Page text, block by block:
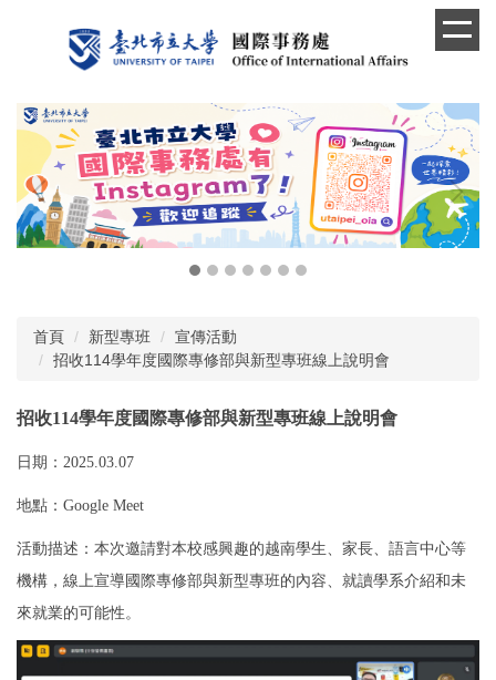
內
容
首頁 新型專班
宣傳活動
招收114學年度國際專修部與新型專班線上說明會
招收114學年度國際專修部與新型專班線上說明會
日期：2025.03.07
地點：Google Meet
活動描述：本次邀請對本校感興趣的越南學生、家長、語言中心等
機構，線上宣導國際專修部與新型專班的內容、就讀學系介紹和未
來就業的可能性。